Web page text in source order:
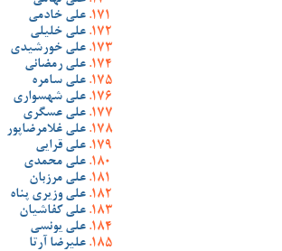
علی خادمی
علی خلیلی
علی خورشیدی
علی رمضانی
علی سامره
علی شهسواری
علی عسگری
علی غلامرضاپور
علی قرایی
علی محمدی
علی مرزبان
علی وزیری پناه
علی کفاشیان
علی یونسی
علیرضا آرتا